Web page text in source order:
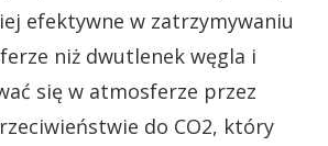
efektywne w zatrzymywaniu
niż dwutlenek węgla i
się w atmosferze przez
do CO2, który